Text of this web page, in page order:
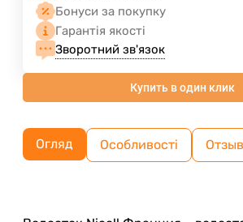
Бонуси за покупку
Гарантія якості
Зворотний зв'язок
Купить в один клик
Огляд Особливості